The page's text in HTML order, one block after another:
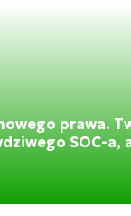
prawa.
SOC-a,